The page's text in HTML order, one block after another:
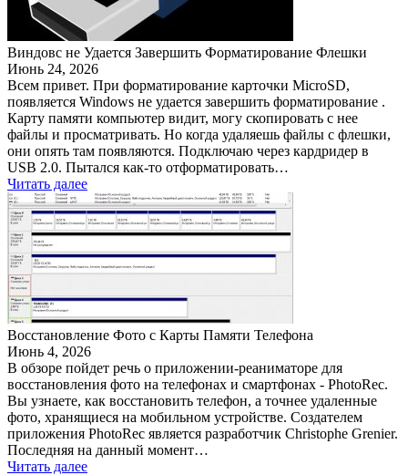
Виндовс не Удается Завершить Форматирование Флешки
Июнь 24, 2026
Всем привет. При форматирование карточки MicroSD,
появляется Windows не удается завершить форматирование .
Карту памяти компьютер видит, могу скопировать с нее
файлы и просматривать. Но когда удаляешь файлы с флешки,
они опять там появляются. Подключаю через кардридер в
USB 2.0. Пытался как-то отформатировать…
Читать далее
Восстановление Фото с Карты Памяти Телефона
Июнь 4, 2026
В обзоре пойдет речь о приложении-реаниматоре для
восстановления фото на телефонах и смартфонах - PhotoRec.
Вы узнаете, как восстановить телефон, а точнее удаленные
фото, хранящиеся на мобильном устройстве. Создателем
приложения PhotoRec является разработчик Christophe Grenier.
Последняя на данный момент…
Читать далее